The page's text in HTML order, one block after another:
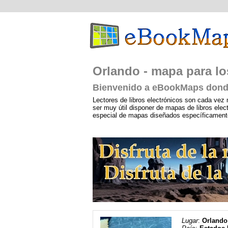
Orlando - mapa para
Bienvenido a eBookMaps
Lectores de libros electrónicos son cada
ser muy útil disponer de mapas de libros
especial de mapas diseñados
Lugar: Orlando